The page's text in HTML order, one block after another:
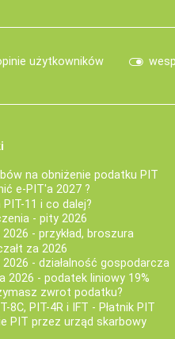
użytkowników
na obniżenie podatku PIT
e-PIT'a 2027 ?
PIT-11 i co dalej?
- pity 2026
2026 - przykład, broszura
za 2026
2026 - działalność gospodarcza
2026 - podatek liniowy 19%
zwrot podatku?
8C, PIT-4R i IFT - Płatnik PIT
PIT przez urząd skarbowy